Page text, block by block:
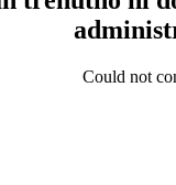
Could not